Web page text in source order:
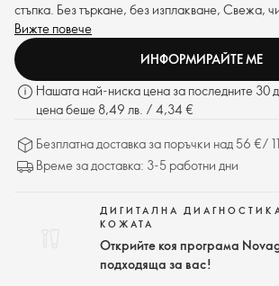
стъпка. Без търкане, без изплакване, Свежа,
кожа за секунди.
Вижте повече
ИНФОРМИРАЙТЕ МЕ
Нашата най-ниска цена за последните 30
цена беше 8,49 лв. / 4,34 €
Безплатна доставка за поръчки над 56 €/
Време за доставка: 3-5 работни дни
ДИГИТАЛНА
КОЖАТА
Открийте коя програма
подходяща за вас!